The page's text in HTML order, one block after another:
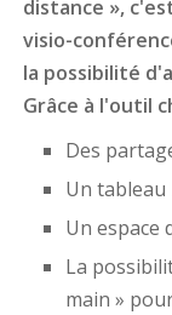
distance »,
visio-
la possibilité
Grâce à l'outil
Des
Un tableau
Un espace
La
main »